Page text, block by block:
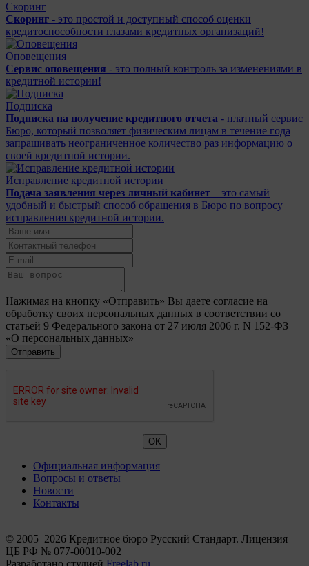
Скоринг
Скоринг - это простой и доступный способ оценки
кредитоспособности глазами кредитных организаций!
Оповещения
Сервис оповещения - это полный контроль за изменениями в
кредитной истории!
Подписка
Подписка на получение кредитного отчета - платный сервис
Бюро, который позволяет физическим лицам в течение года
запрашивать неограниченное количество раз информацию о
своей кредитной истории.
Исправление кредитной истории
Подача заявления через личный кабинет – это самый
удобный и быстрый способ обращения в Бюро по вопросу
исправления кредитной истории.
Нажимая на кнопку «Отправить» Вы даете согласие на
обработку своих персональных данных в соответствии со
статьей 9 Федерального закона от 27 июля 2006 г. N 152-ФЗ
«О персональных данных»
Официальная информация
Вопросы и ответы
Новости
Контакты
© 2005–2026 Кредитное бюро Русский Стандарт. Лицензия
ЦБ РФ № 077-00010-002
Разработано студией Freelab.ru